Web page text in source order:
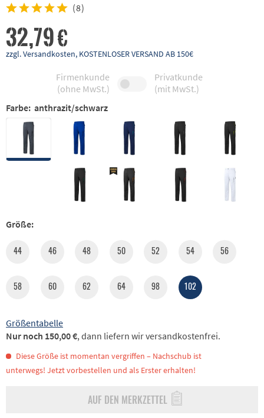
(8)
32,79 €
zzgl. Versandkosten, KOSTENLOSER VERSAND AB 150€
Firmenkunde
(ohne MwSt.)
Privatkunde
(mit MwSt.)
Farbe: anthrazit/schwarz
Größe:
44 46 48 50 52 54 56
58 60 62 64 98 102
Größentabelle
Diese Größe ist momentan vergriffen – Nachschub ist
unterwegs! Jetzt vorbestellen und als Erster erhalten!
AUF DEN MERKZETTEL
Nur noch 150,00 €, dann liefern wir versandkostenfrei.